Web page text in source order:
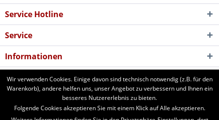
Service Hotline
Service
Informationen
Newsletter
aforst.com - Ihr Fachhändler für Patura Weide- und Stalltechnik,
Weidezäune, Euronetze, electra Weidezaungeräte. 24 Stunden online
Wir verwenden Cookies. Einige davon sind technisch notwendig (z.B. für den
Warenkorb), andere helfen uns, unser Angebot zu verbessern und Ihnen ein
besseres Nutzererlebnis zu bieten.
Folgende Cookies akzeptieren Sie mit einem Klick auf Alle akzeptieren.